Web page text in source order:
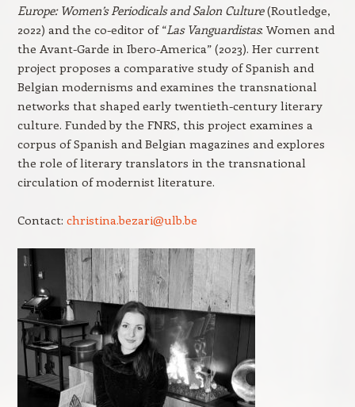
Europe: Women’s Periodicals and Salon Culture(Routledge,
2022) and the co-editor of “Las Vanguardistas: Women and
the Avant-Garde in Ibero-America” (2023). Her current
project proposes a comparative study of Spanish and
Belgian modernisms and examines the transnational
networks that shaped early twentieth-century literary
culture. Funded by the FNRS, this project examines a
corpus of Spanish and Belgian magazines and explores
the role of literary translators in the transnational
circulation of modernist literature.
Contact: christina.bezari@ulb.be